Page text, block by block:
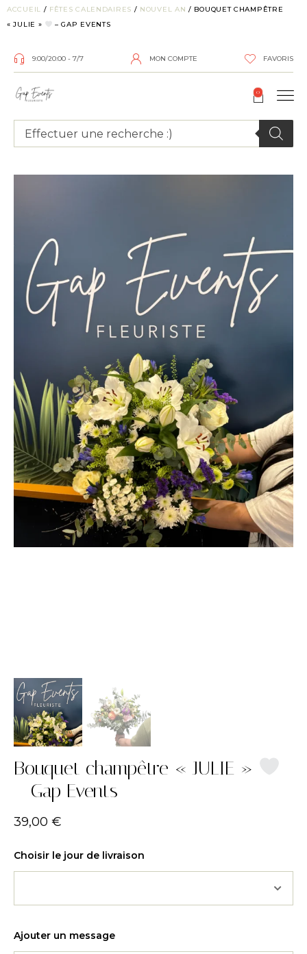
ACCUEIL / FÊTES CALENDAIRES / NOUVEL AN / BOUQUET CHAMPÊTRE
« JULIE »
– GAP EVENTS
9:00/20:00 - 7/7 MON COMPTE FAVORIS
0
Bouquet champêtre « JULIE »
– Gap Events
39,00 €
Choisir le jour de livraison
Ajouter un message